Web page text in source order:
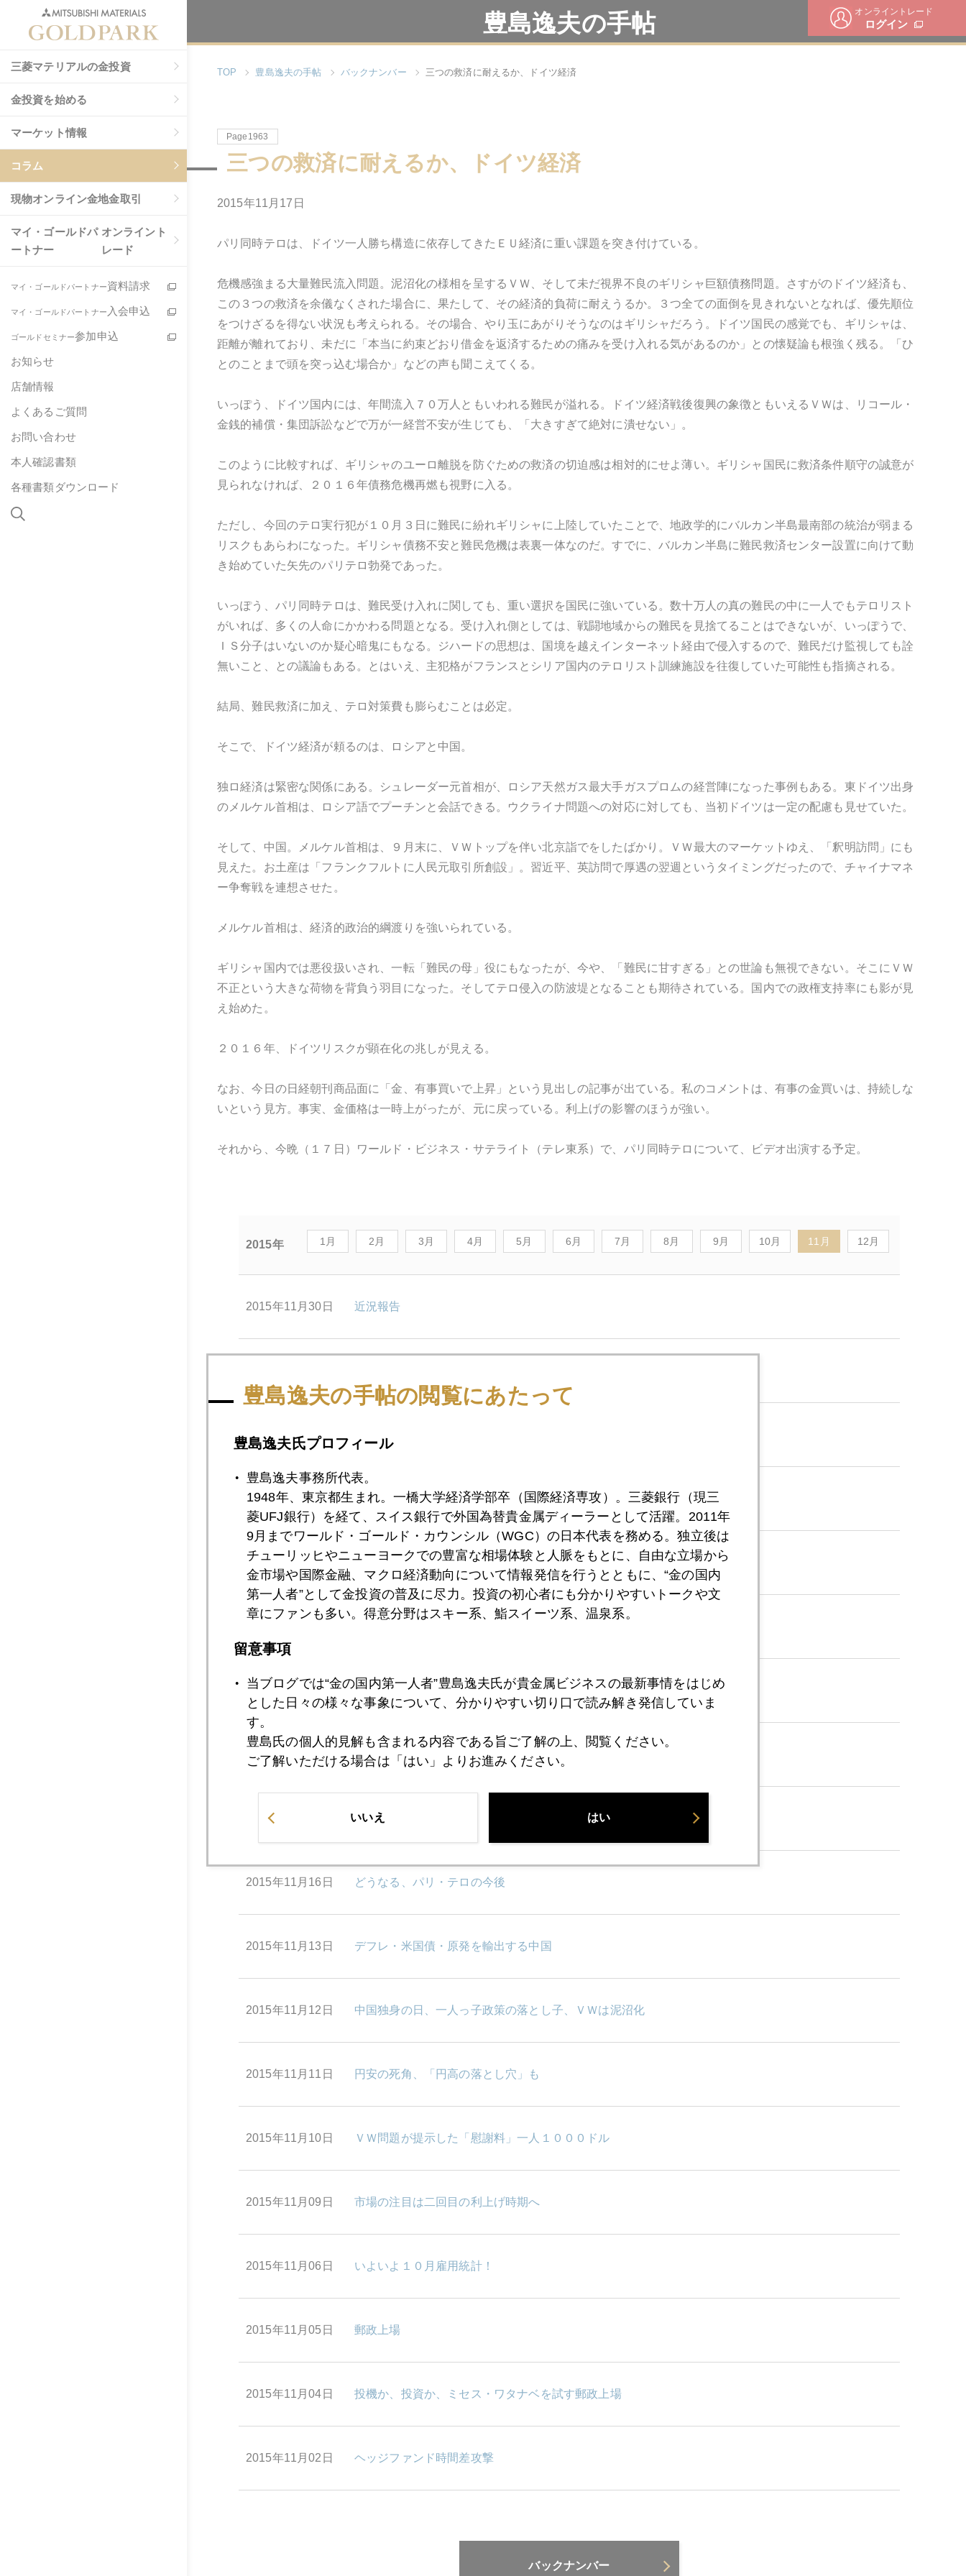
オンライントレード
ログイン
三菱マテリアルの金投資
金投資を始める
マーケット情報
コラム
現物オンライン金地金取引
マイ・ゴールドパ
ートナー
オンライント
レード
マイ・ゴールドパートナー資料請求
マイ・ゴールドパートナー 入会申込
ゴールドセミナー参加申込
お知らせ
店舗情報
よくあるご質問
お問い合わせ
本人確認書類
各種書類ダウンロード
豊島逸夫の手帖
TOP 豊島逸夫の手帖 バックナンバー 三つの救済に耐えるか、ドイツ経済
Page1963
三つの救済に耐えるか、ドイツ経済
2015年11月17日
パリ同時テロは、ドイツ一人勝ち構造に依存してきたＥＵ経済に重い課題を突き付けている。
危機感強まる大量難民流入問題。泥沼化の様相を呈するＶＷ、そして未だ視界不良のギリシャ巨額債務問題。さすがのドイツ経済も、
この３つの救済を余儀なくされた場合に、果たして、その経済的負荷に耐えうるか。３つ全ての面倒を見きれないとなれば、優先順位
をつけざるを得ない状況も考えられる。その場合、やり玉にあがりそうなのはギリシャだろう。ドイツ国民の感覚でも、ギリシャは、
距離が離れており、未だに「本当に約束どおり借金を返済するための痛みを受け入れる気があるのか」との懐疑論も根強く残る。「ひ
とのことまで頭を突っ込む場合か」などの声も聞こえてくる。
いっぽう、ドイツ国内には、年間流入７０万人ともいわれる難民が溢れる。ドイツ経済戦後復興の象徴ともいえるＶＷは、リコール・
金銭的補償・集団訴訟などで万が一経営不安が生じても、「大きすぎて絶対に潰せない」。
このように比較すれば、ギリシャのユーロ離脱を防ぐための救済の切迫感は相対的にせよ薄い。ギリシャ国民に救済条件順守の誠意が
見られなければ、２０１６年債務危機再燃も視野に入る。
ただし、今回のテロ実行犯が１０月３日に難民に紛れギリシャに上陸していたことで、地政学的にバルカン半島最南部の統治が弱まる
リスクもあらわになった。ギリシャ債務不安と難民危機は表裏一体なのだ。すでに、バルカン半島に難民救済センター設置に向けて動
き始めていた矢先のパリテロ勃発であった。
いっぽう、パリ同時テロは、難民受け入れに関しても、重い選択を国民に強いている。数十万人の真の難民の中に一人でもテロリスト
がいれば、多くの人命にかかわる問題となる。受け入れ側としては、戦闘地域からの難民を見捨てることはできないが、いっぽうで、
ＩＳ分子はいないのか疑心暗鬼にもなる。ジハードの思想は、国境を越えインターネット経由で侵入するので、難民だけ監視しても詮
無いこと、との議論もある。とはいえ、主犯格がフランスとシリア国内のテロリスト訓練施設を往復していた可能性も指摘される。
結局、難民救済に加え、テロ対策費も膨らむことは必定。
そこで、ドイツ経済が頼るのは、ロシアと中国。
独ロ経済は緊密な関係にある。シュレーダー元首相が、ロシア天然ガス最大手ガスプロムの経営陣になった事例もある。東ドイツ出身
のメルケル首相は、ロシア語でプーチンと会話できる。ウクライナ問題への対応に対しても、当初ドイツは一定の配慮も見せていた。
そして、中国。メルケル首相は、９月末に、ＶＷトップを伴い北京詣でをしたばかり。ＶＷ最大のマーケットゆえ、「釈明訪問」にも
見えた。お土産は「フランクフルトに人民元取引所創設」。習近平、英訪問で厚遇の翌週というタイミングだったので、チャイナマネ
ー争奪戦を連想させた。
メルケル首相は、経済的政治的綱渡りを強いられている。
ギリシャ国内では悪役扱いされ、一転「難民の母」役にもなったが、今や、「難民に甘すぎる」との世論も無視できない。そこにＶＷ
不正という大きな荷物を背負う羽目になった。そしてテロ侵入の防波堤となることも期待されている。国内での政権支持率にも影が見
え始めた。
２０１６年、ドイツリスクが顕在化の兆しが見える。
なお、今日の日経朝刊商品面に「金、有事買いで上昇」という見出しの記事が出ている。私のコメントは、有事の金買いは、持続しな
いという見方。事実、金価格は一時上がったが、元に戻っている。利上げの影響のほうが強い。
それから、今晩（１７日）ワールド・ビジネス・サテライト（テレ東系）で、パリ同時テロについて、ビデオ出演する予定。
2015年 1月 2月 3月 4月 5月 6月 7月 8月 9月 10月 11月 12月
2015年11月30日 近況報告
2015年11月26日
2015年11月25日 ロ機撃墜、イスラム国が漁夫の利
2015年11月24日 テロの要衝、ベルギーとギリシャ
2015年11月19日 中国は対テロ国際協調に反発の兆し
2015年11月18日 ＩＳが悪用か、暗号化アプリ
2015年11月17日 三つの救済に耐えるか、ドイツ経済
2015年11月16日 どうなる、パリ・テロの今後
2015年11月13日 デフレ・米国債・原発を輸出する中国
2015年11月12日 中国独身の日、一人っ子政策の落とし子、ＶＷは泥沼化
2015年11月11日 円安の死角、「円高の落とし穴」も
2015年11月10日 ＶＷ問題が提示した「慰謝料」一人１０００ドル
2015年11月09日 市場の注目は二回目の利上げ時期へ
2015年11月06日 いよいよ１０月雇用統計！
2015年11月05日 郵政上場
2015年11月04日 投機か、投資か、ミセス・ワタナベを試す郵政上場
2015年11月02日 ヘッジファンド時間差攻撃
バックナンバー
豊島逸夫の手帖の閲覧にあたって
豊島逸夫氏プロフィール
豊島逸夫事務所代表。
1948年、東京都生まれ。一橋大学経済学部卒（国際経済専攻）。三菱銀行（現三
菱UFJ銀行）を経て、スイス銀行で外国為替貴金属ディーラーとして活躍。2011年
9月までワールド・ゴールド・カウンシル（WGC）の日本代表を務める。独立後は
チューリッヒやニューヨークでの豊富な相場体験と人脈をもとに、自由な立場から
金市場や国際金融、マクロ経済動向について情報発信を行うとともに、“金の国内
第一人者”として金投資の普及に尽力。投資の初心者にも分かりやすいトークや文
章にファンも多い。得意分野はスキー系、鮨スイーツ系、温泉系。
留意事項
当ブログでは“金の国内第一人者”豊島逸夫氏が貴金属ビジネスの最新事情をはじめ
とした日々の様々な事象について、分かりやすい切り口で読み解き発信していま
す。
豊島氏の個人的見解も含まれる内容である旨ご了解の上、閲覧ください。
ご了解いただける場合は「はい」よりお進みください。
いいえ はい